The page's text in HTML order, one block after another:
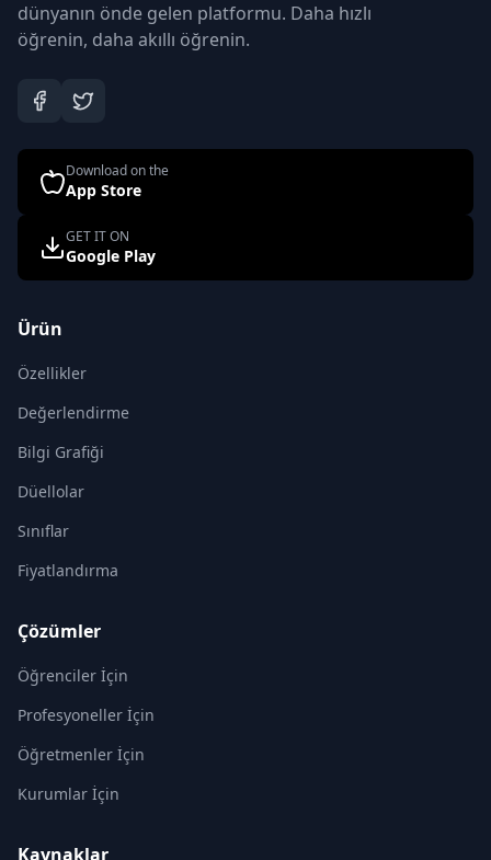
dünyanın önde gelen platformu. Daha hızlı
öğrenin, daha akıllı öğrenin.
Download on the
App Store
GET IT ON
Google Play
Ürün
Özellikler
Değerlendirme
Bilgi Grafiği
Düellolar
Sınıflar
Fiyatlandırma
Çözümler
Öğrenciler İçin
Profesyoneller İçin
Öğretmenler İçin
Kurumlar İçin
Kaynaklar